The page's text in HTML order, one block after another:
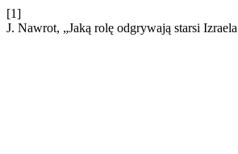
[1]
J. Nawrot, „Jaką rolę odgrywają starsi